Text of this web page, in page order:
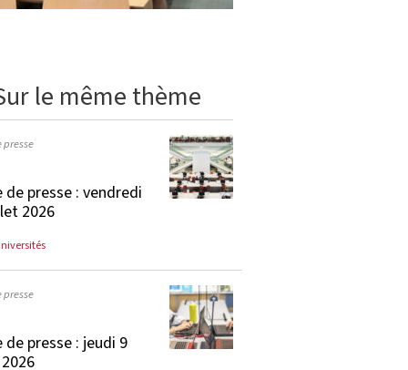
le même thème
presse
de presse : vendredi
2026
presse
de presse : jeudi 9